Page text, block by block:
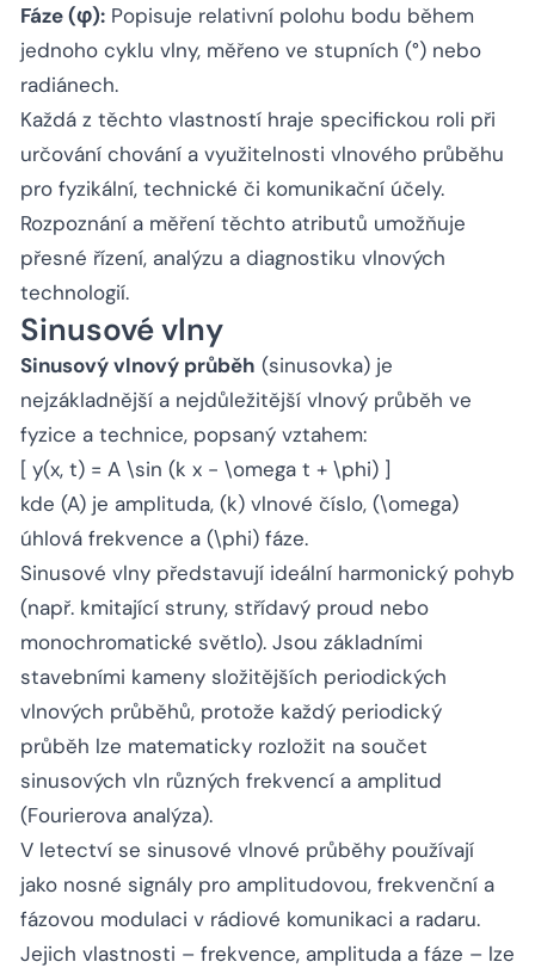
Fáze (φ): Popisuje relativní polohu bodu během
jednoho cyklu vlny, měřeno ve stupních (°) nebo
radiánech.
Každá z těchto vlastností hraje specifickou roli při
určování chování a využitelnosti vlnového průběhu
pro fyzikální, technické či komunikační účely.
Rozpoznání a měření těchto atributů umožňuje
přesné řízení, analýzu a diagnostiku vlnových
technologií.
Sinusové vlny
Sinusový vlnový průběh (sinusovka) je
nejzákladnější a nejdůležitější vlnový průběh ve
fyzice a technice, popsaný vztahem:
[ y(x, t) = A \sin (k x - \omega t + \phi) ]
kde (A) je amplituda, (k) vlnové číslo, (\omega)
úhlová frekvence a (\phi) fáze.
Sinusové vlny představují ideální harmonický pohyb
(např. kmitající struny, střídavý proud nebo
monochromatické světlo). Jsou základními
stavebními kameny složitějších periodických
vlnových průběhů, protože každý periodický
průběh lze matematicky rozložit na součet
sinusových vln různých frekvencí a amplitud
(Fourierova analýza).
V letectví se sinusové vlnové průběhy používají
jako nosné signály pro amplitudovou, frekvenční a
fázovou modulaci v rádiové komunikaci a radaru.
Jejich vlastnosti – frekvence, amplituda a fáze – lze